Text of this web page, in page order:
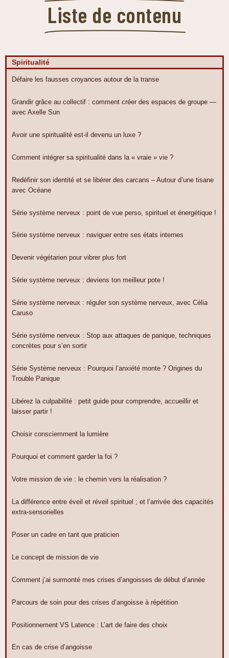
Liste de contenu
Spiritualité
Défaire les fausses croyances autour de la transe
Grandir grâce au collectif : comment créer des espaces de groupe —
avec Axelle Sun
Avoir une spiritualité est-il devenu un luxe ?
Comment intégrer sa spiritualité dans la « vraie » vie ?
Redéfinir son identité et se libérer des carcans – Autour d’une tisane
avec Océane
Série système nerveux : point de vue perso, spirituel et énergétique !
Série système nerveux : naviguer entre ses états internes
Devenir végétarien pour vibrer plus fort
Série système nerveux : deviens ton meilleur pote !
Série système nerveux : réguler son système nerveux, avec Célia
Caruso
Série système nerveux : Stop aux attaques de panique, techniques
concrètes pour s’en sortir
Série Système nerveux : Pourquoi l’anxiété monte ? Origines du
Trouble Panique
Libérez la culpabilité : petit guide pour comprendre, accueillir et
laisser partir !
Choisir consciemment la lumière
Pourquoi et comment garder la foi ?
Votre mission de vie : le chemin vers la réalisation ?
La différence entre éveil et réveil spirituel ; et l’arrivée des capacités
extra-sensorielles
Poser un cadre en tant que praticien
Le concept de mission de vie
Comment j’ai surmonté mes crises d’angoisses de début d’année
Parcours de soin pour des crises d’angoisse à répétition
Positionnement VS Latence : L’art de faire des choix
En cas de crise d’angoisse